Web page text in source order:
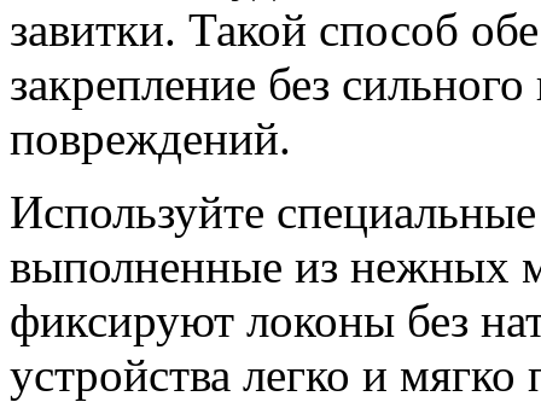
завитки. Такой способ
закрепление без
повреждений.
Используйте
выполненные из нежных
фиксируют локоны без
устройства легко и